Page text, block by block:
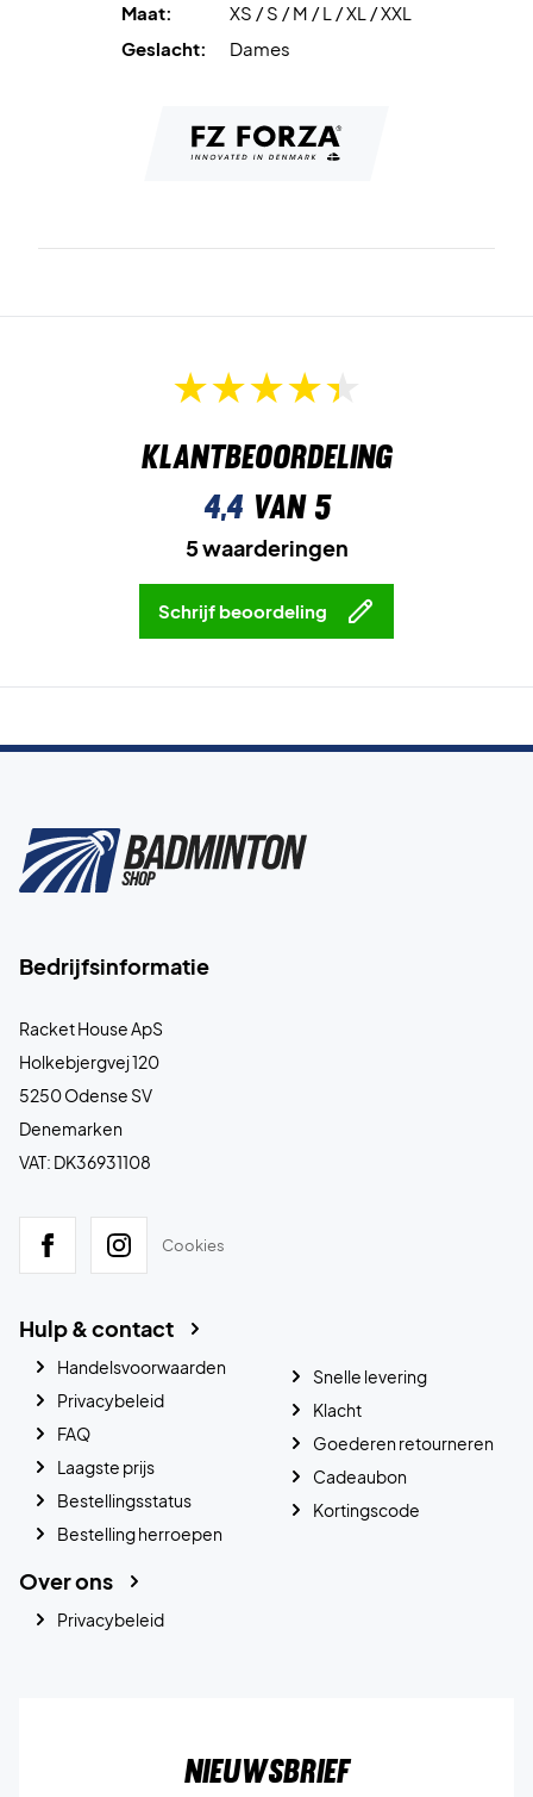
Maat:
XS / S / M / L / XL / XXL
Geslacht:
Dames
Klantbeoordeling
4,4van 5
5 waarderingen
Schrijf beoordeling
Bedrijfsinformatie
Racket House ApS
Holkebjergvej 120
5250 Odense SV
Denemarken
VAT: DK36931108
Cookies
Hulp & contact
Handelsvoorwaarden
Privacybeleid
FAQ
Laagste prijs
Bestellingsstatus
Bestelling herroepen
Snelle levering
Klacht
Goederen retourneren
Cadeaubon
Kortingscode
Over ons
Privacybeleid
Nieuwsbrief